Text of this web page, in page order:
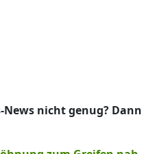
nicht genug? Dann